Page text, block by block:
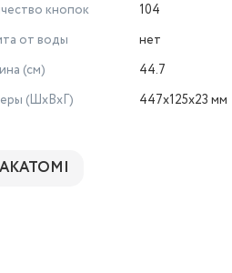
кнопок
104
от воды
нет
(см)
44.7
(ШxВxГ)
447x125x23 мм